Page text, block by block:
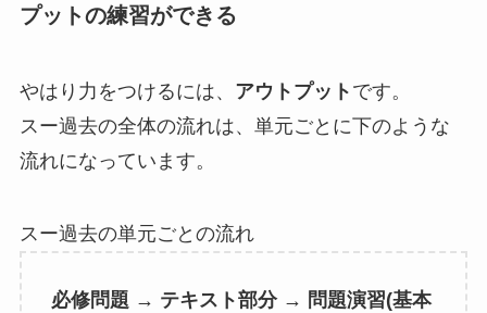
プットの練習ができる
やはり力をつけるには、 アウトプット です。
スー過去の全体の流れは、単元ごとに下のような
流れになっています。
スー過去の単元ごとの流れ
必修問題 → テキスト部分 → 問題演習(基本